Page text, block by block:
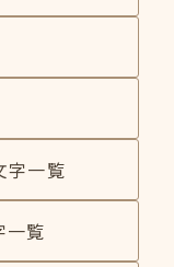
字一覧
一覧